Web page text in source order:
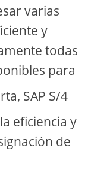
varias
y
todas
para
SAP S/4
eficiencia y
de